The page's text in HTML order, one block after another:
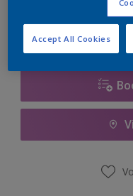
Accept All Cookies